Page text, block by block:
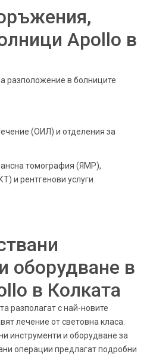
Apollo в
разположение в болниците
(ОИЛ) и отделения за
томография (ЯМР),
и рентгенови услуги
оборудване в
в Колката
разполагат с най-новите
лечение от световна класа.
инструменти и оборудване за
операции предлагат подробни